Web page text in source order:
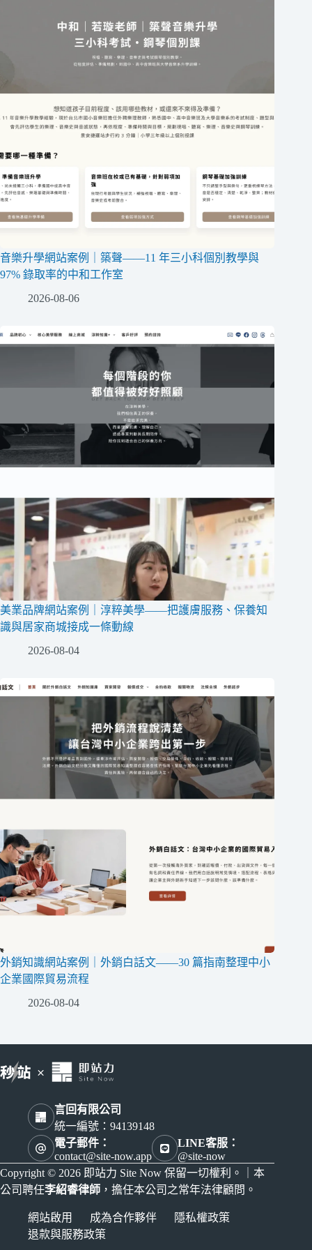
音樂升學網站案例｜築聲——11 年三小科個別教學與
97% 錄取率的中和工作室
2026-08-06
美業品牌網站案例｜淳粹美學——把護膚服務、保養知
識與居家商城接成一條動線
2026-08-04
外銷知識網站案例｜外銷白話文——30 篇指南整理中小
企業國際貿易流程
2026-08-04
言回有限公司
統一編號：94139148
電子郵件：
contact@site-now.app
LINE客服：
@site-now
Copyright © 2026 即站力 Site Now 保留一切權利。｜本
公司聘任李紹睿律師 ，擔任本公司之常年法律顧問。
網站啟用 成為合作夥伴
隱私權政策
退款與服務政策